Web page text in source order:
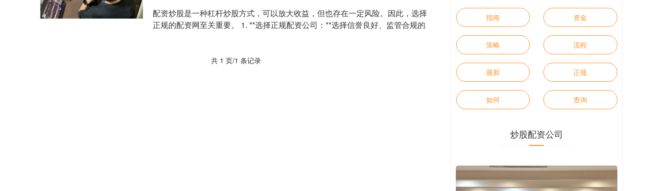
配资炒股是一种杠杆炒股方式，可以放大收益，但也存在一定风险。因此，选择
正规的配资网至关重要。 1. **选择正规配资公司：**选择信誉良好、监管合规的
共 1 页/1 条记录
指南 资金
策略 流程
最新 正规
如何 查询
炒股配资公司